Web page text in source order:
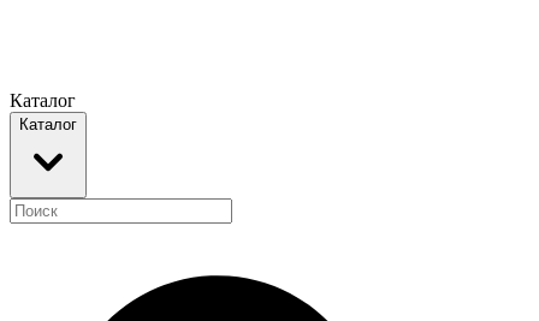
Каталог
Каталог